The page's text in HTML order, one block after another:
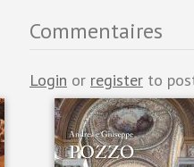
Commentaires
Login or register to